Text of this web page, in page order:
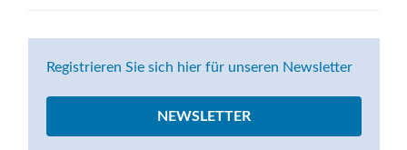
Registrieren Sie sich hier für unseren Newsletter
NEWSLETTER